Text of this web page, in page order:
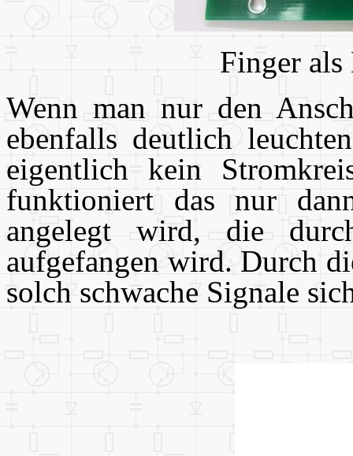
Finger als
Wenn man nur den
ebenfalls deutlich
eigentlich kein
funktioniert das nur
angelegt wird, die
aufgefangen wird. Durch
solch schwache Signale